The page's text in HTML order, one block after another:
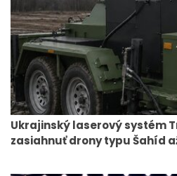
Ukrajinský laserový systém
zasiahnuť drony typu Šahíd